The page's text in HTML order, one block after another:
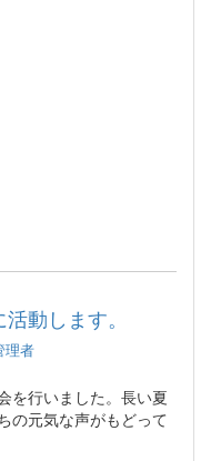
動します。
理者
を行いました。長い夏
の元気な声がもどって